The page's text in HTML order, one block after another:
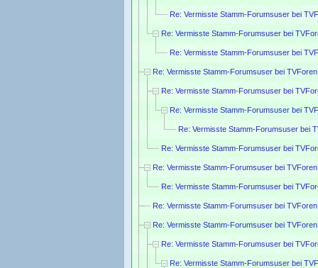
Re: Vermisste Stamm-Forumsuser bei
Re: Vermisste Stamm-Forumsuser bei
Re: Vermisste Stamm-Forumsuser bei
Re: Vermisste Stamm-Forumsuser bei
Re: Vermisste Stamm-Forumsuser bei
Re: Vermisste Stamm-Forumsuser bei
Re: Vermisste Stamm-Forumsuser bei
Re: Vermisste Stamm-Forumsuser bei
Re: Vermisste Stamm-Forumsuser bei
Re: Vermisste Stamm-Forumsuser bei
Re: Vermisste Stamm-Forumsuser bei
Re: Vermisste Stamm-Forumsuser bei
Re: Vermisste Stamm-Forumsuser bei
Re: Vermisste Stamm-Forumsuser bei